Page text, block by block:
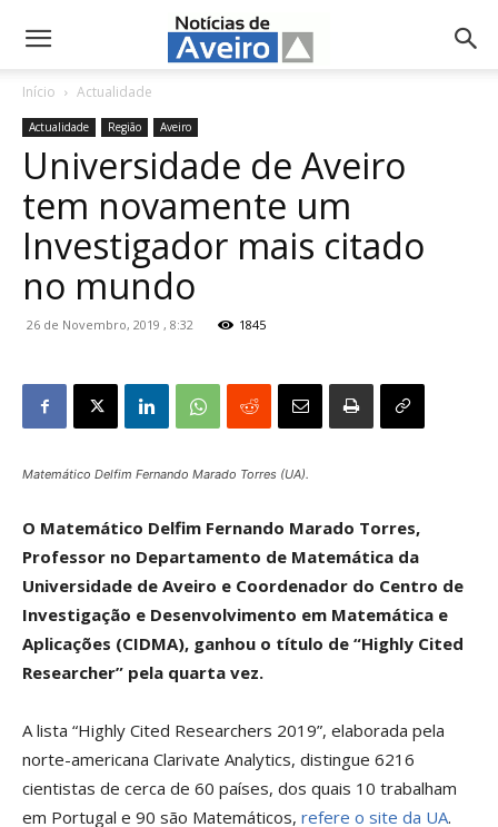
NotíciasdeAveiro.pt
Início Actualidade
Actualidade Região Aveiro
Universidade de Aveiro
tem novamente um
Investigador mais citado
no mundo
26 de Novembro, 2019 , 8:32 1845
Matemático Delfim Fernando Marado Torres (UA).
O Matemático Delfim Fernando Marado Torres,
Professor no Departamento de Matemática da
Universidade de Aveiro e Coordenador do Centro de
Investigação e Desenvolvimento em Matemática e
Aplicações (CIDMA), ganhou o título de “Highly Cited
Researcher” pela quarta vez.
A lista “Highly Cited Researchers 2019”, elaborada pela
norte-americana Clarivate Analytics, distingue 6216
cientistas de cerca de 60 países, dos quais 10 trabalham
em Portugal e 90 são Matemáticos, refere o site da UA.